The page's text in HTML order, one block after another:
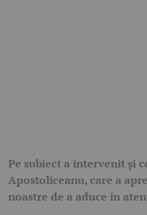
Pe subiect a intervenit și
Apostoliceanu, care a
noastre de a aduce în